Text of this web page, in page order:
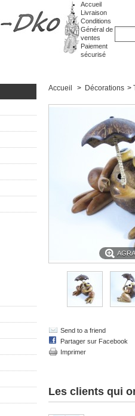
Accueil
Livraison
Conditions
Général de
ventes
Paiement
sécurisé
Accueil > Décorations >
Send to a friend
Partager sur Facebook
Imprimer
Les clients qui